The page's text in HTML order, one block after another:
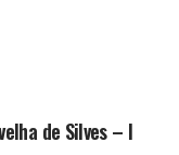
de Silves – I